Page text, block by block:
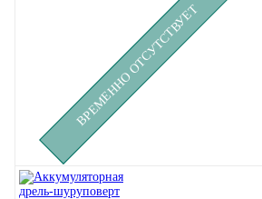
ВРЕМЕННО ОТСУТСТВУЕТ